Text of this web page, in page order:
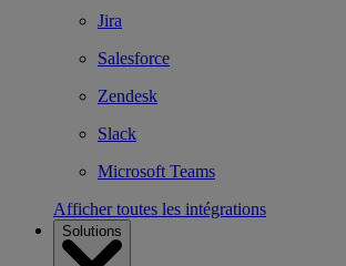
Jira
Salesforce
Zendesk
Slack
Microsoft Teams
Afficher toutes les intégrations
Solutions